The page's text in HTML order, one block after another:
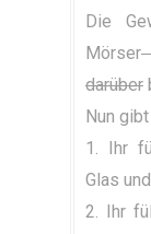
Die
Mörser
darüber
Nun
1. Ihr
Glas
2. Ihr